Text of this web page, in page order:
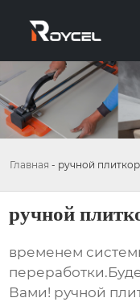
Главная - ручной
ручной
временем
Вами! ручной